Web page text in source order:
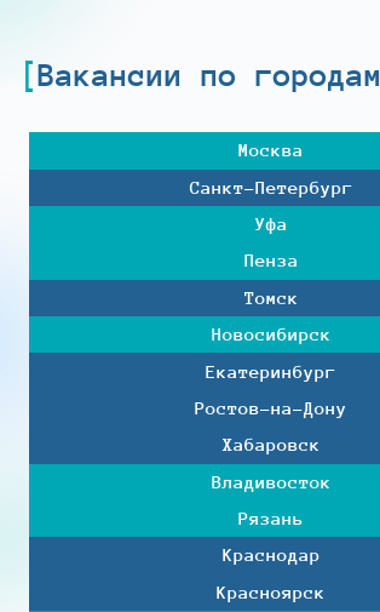
Вакансии по городам
Москва
Санкт-Петербург
Уфа
Пенза
Томск
Новосибирск
Екатеринбург
Ростов-на-Дону
Хабаровск
Владивосток
Рязань
Краснодар
Красноярск